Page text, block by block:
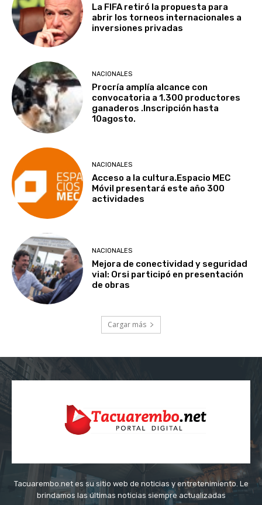
La FIFA retiró la propuesta para
abrir los torneos internacionales a
inversiones privadas
NACIONALES
Procría amplía alcance con
convocatoria a 1.300 productores
ganaderos .Inscripción hasta
10agosto.
NACIONALES
Acceso a la cultura.Espacio MEC
Móvil presentará este año 300
actividades
NACIONALES
Mejora de conectividad y seguridad
vial: Orsi participó en presentación
de obras
Cargar más
Tacuarembo.net es su sitio web de noticias y entretenimiento. Le
brindamos las últimas noticias siempre actualizadas